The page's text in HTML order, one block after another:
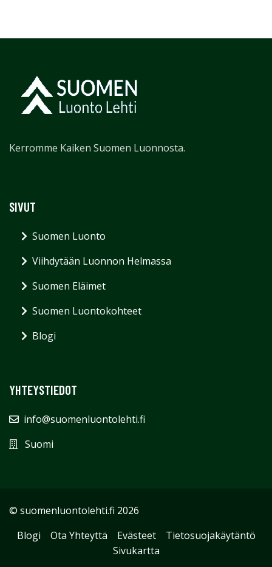
Kerromme Kaiken Suomen Luonnosta.
SIVUT
Suomen Luonto
Viihdytään Luonnon Helmassa
Suomen Eläimet
Suomen Luontokohteet
Blogi
YHTEYSTIEDOT
info@suomenluontolehti.fi
Suomi
© suomenluontolehti.fi 2026
Blogi
Ota Yhteyttä Evästeet
Tietosuojakäytäntö
Sivukartta